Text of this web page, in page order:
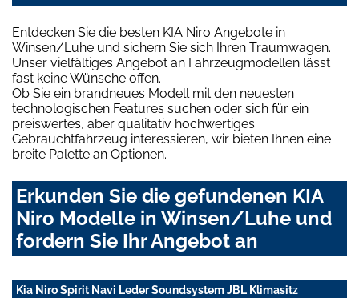
Entdecken Sie die besten KIA Niro Angebote in
Winsen/Luhe und sichern Sie sich Ihren Traumwagen.
Unser vielfältiges Angebot an Fahrzeugmodellen lässt
fast keine Wünsche offen.
Ob Sie ein brandneues Modell mit den neuesten
technologischen Features suchen oder sich für ein
preiswertes, aber qualitativ hochwertiges
Gebrauchtfahrzeug interessieren, wir bieten Ihnen eine
breite Palette an Optionen.
Erkunden Sie die gefundenen KIA
Niro Modelle in Winsen/Luhe und
fordern Sie Ihr Angebot an
Kia Niro Spirit Navi Leder Soundsystem JBL Klimasitz